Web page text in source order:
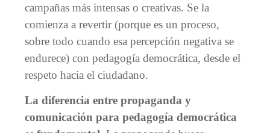
campañas más intensas o creativas. Se la
comienza a revertir (porque es un proceso,
sobre todo cuando esa percepción negativa se
endurece) con pedagogía democrática, desde el
respeto hacia el ciudadano.
La diferencia entre propaganda y
comunicación para pedagogía democrática